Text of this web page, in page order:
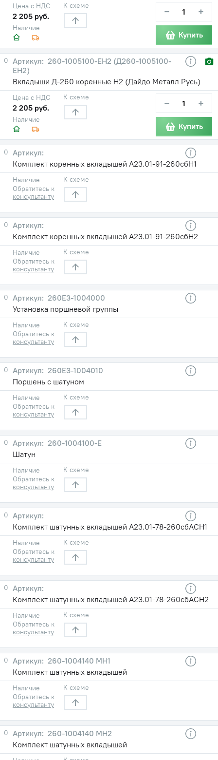
Наличие
Цена с НДС
2 205 руб.
К схеме − +
Купить
0
260-1005100-ЕН2 (Д260-1005100-
ЕН2)
Вкладыши Д-260 коренные Н2 (Дайдо Металл Русь)
Наличие
Цена с НДС
2 205 руб.
К схеме − +
Купить
0
Комплект коренных вкладышей А23.01-91-260сбН1
Наличие
Обратитесь к
консультанту
К схеме
0
Комплект коренных вкладышей А23.01-91-260сбН2
Наличие
Обратитесь к
консультанту
К схеме
0
260Е3-1004000
Установка поршневой группы
Наличие
Обратитесь к
консультанту
К схеме
0
260Е3-1004010
Поршень с шатуном
Наличие
Обратитесь к
консультанту
К схеме
0
260-1004100-Е
Шатун
Наличие
Обратитесь к
консультанту
К схеме
0
Комплект шатунных вкладышей А23.01-78-260сбАСН1
Наличие
Обратитесь к
консультанту
К схеме
0
Комплект шатунных вкладышей А23.01-78-260сбАСН2
Наличие
Обратитесь к
консультанту
К схеме
0
260-1004140 МН1
Комплект шатунных вкладышей
Наличие
Обратитесь к
консультанту
К схеме
0
260-1004140 МН2
Комплект шатунных вкладышей